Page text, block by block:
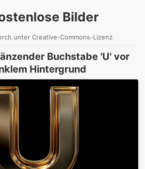
Bilder
unter Creative-Commons-Lizenz
Buchstabe 'U' vor
Hintergrund